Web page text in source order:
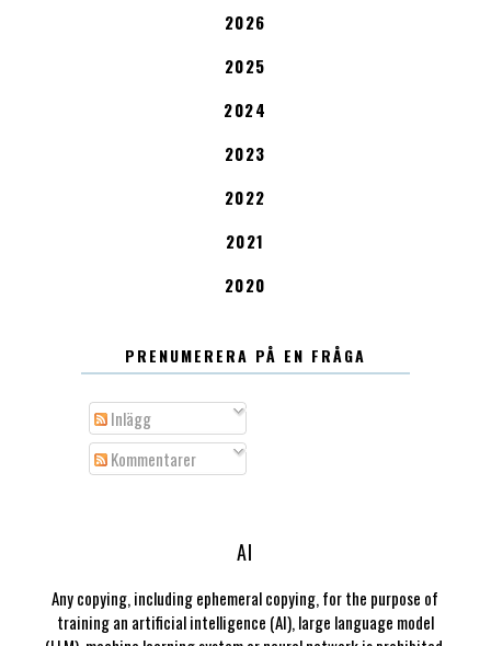
2026
2025
2024
2023
2022
2021
2020
PRENUMERERA PÅ EN FRÅGA
Inlägg
Kommentarer
AI
Any copying, including ephemeral copying, for the purpose of
training an artificial intelligence (AI), large language model